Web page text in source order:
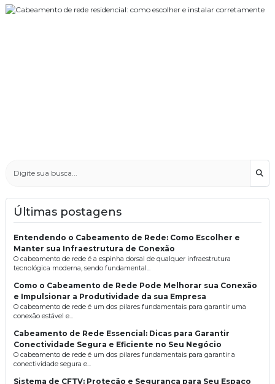
Últimas postagens
Entendendo o Cabeamento de Rede: Como Escolher e
Manter sua Infraestrutura de Conexão
O cabeamento de rede é a espinha dorsal de qualquer infraestrutura
tecnológica moderna, sendo fundamental...
Como o Cabeamento de Rede Pode Melhorar sua Conexão
e Impulsionar a Produtividade da sua Empresa
O cabeamento de rede é um dos pilares fundamentais para garantir uma
conexão estável e...
Cabeamento de Rede Essencial: Dicas para Garantir
Conectividade Segura e Eficiente no Seu Negócio
O cabeamento de rede é um dos pilares fundamentais para garantir a
conectividade segura e...
Sistema de CFTV: Proteção e Segurança para Seu Espaço